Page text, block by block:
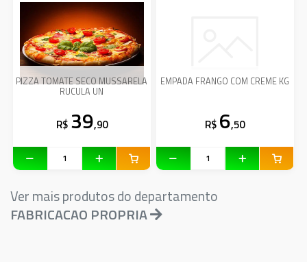
PIZZA TOMATE SECO MUSSARELA
RUCULA UN
R$ 39,90
EMPADA FRANGO COM CREME KG
R$ 6,50
Ver mais produtos do departamento
FABRICACAO PROPRIA